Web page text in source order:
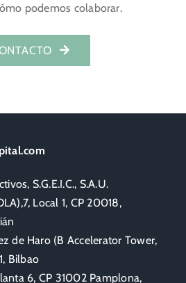
podemos colaborar.
S.G.E.I.C., S.A.U.
Local 1, CP 20018,
de Haro (B Accelerator Tower,
Bilbao
6, CP 31002 Pamplona,